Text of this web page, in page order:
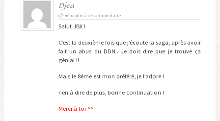
Djea
Répondre à ce commentaire
Salut JBX !
C’est la deuxième fois que j’écoute la saga, après avoir
fait un abus du DDN.. Je dois dire que je trouve ça
génial !!
Mais le 8ème est mon préféré, je l’adore !
rien à dire de plus, bonne continuation !
Merci à toi ^^